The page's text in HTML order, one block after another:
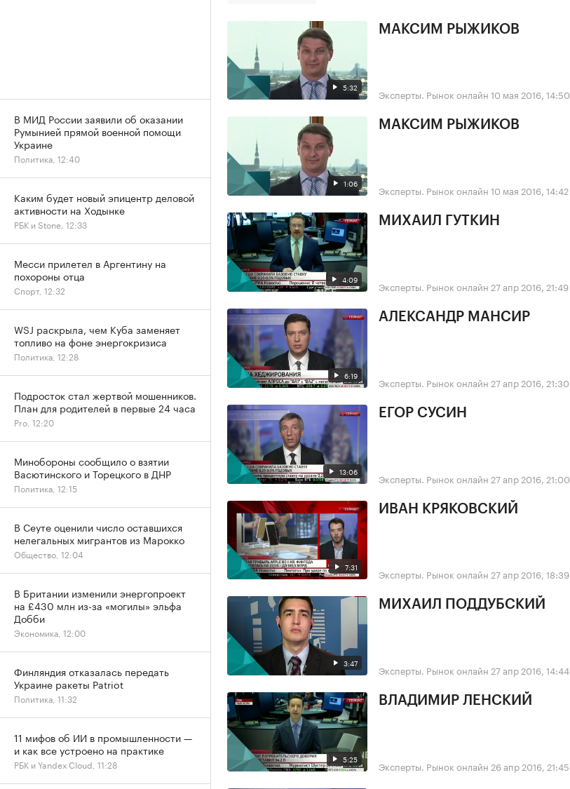
5:32
МАКСИМ РЫЖИКОВ
Эксперты. Рынок онлайн 10 мая 2016, 14:50
1:06
МАКСИМ РЫЖИКОВ
Эксперты. Рынок онлайн 10 мая 2016, 14:42
4:09
МИХАИЛ ГУТКИН
Эксперты. Рынок онлайн 27 апр 2016, 21:49
6:19
АЛЕКСАНДР МАНСИР
Эксперты. Рынок онлайн 27 апр 2016, 21:30
13:06
ЕГОР СУСИН
Эксперты. Рынок онлайн 27 апр 2016, 21:00
7:31
ИВАН КРЯКОВСКИЙ
Эксперты. Рынок онлайн 27 апр 2016, 18:39
3:47
МИХАИЛ ПОДДУБСКИЙ
Эксперты. Рынок онлайн 27 апр 2016, 14:44
5:25
ВЛАДИМИР ЛЕНСКИЙ
Эксперты. Рынок онлайн 26 апр 2016, 21:45
В МИД России заявили об оказании
Румынией прямой военной помощи
Украине
Политика, 12:40
Каким будет новый эпицентр деловой
активности на Ходынке
РБК и Stone, 12:33
Месси прилетел в Аргентину на
похороны отца
Спорт, 12:32
WSJ раскрыла, чем Куба заменяет
топливо на фоне энергокризиса
Политика, 12:28
Подросток стал жертвой мошенников.
План для родителей в первые 24 часа
Pro, 12:20
Минобороны сообщило о взятии
Васютинского и Торецкого в ДНР
Политика, 12:15
В Сеуте оценили число оставшихся
нелегальных мигрантов из Марокко
Общество, 12:04
В Британии изменили энергопроект
на £430 млн из-за «могилы» эльфа
Добби
Экономика, 12:00
Финляндия отказалась передать
Украине ракеты Patriot
Политика, 11:32
11 мифов об ИИ в промышленности —
и как все устроено на практике
РБК и Yandex Cloud, 11:28